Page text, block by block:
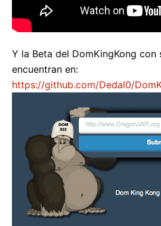
Y la Beta del DomKingKong con
encuentran en:
https://github.com/Dedal0/